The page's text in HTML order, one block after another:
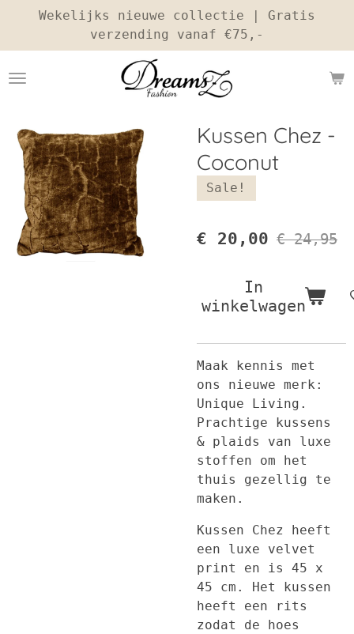
naar
de
Wekelijks nieuwe collectie | Gratis
verzending vanaf €75,-
Kussen Chez -
Coconut
Sale!
€ 20,00 € 24,95
In
winkelwagen
Maak kennis met
ons nieuwe merk:
Unique Living.
Prachtige kussens
& plaids van luxe
stoffen om het
thuis gezellig te
maken.
Kussen Chez heeft
een luxe velvet
print en is 45 x
45 cm. Het kussen
heeft een rits
zodat de hoes